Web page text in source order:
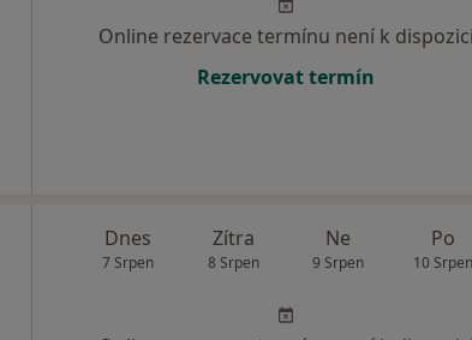
Online rezervace termínu není k dispozici
Rezervovat termín
Dnes
7 Srpen
Zítra
8 Srpen
Ne
9 Srpen
Po
10 Srpen